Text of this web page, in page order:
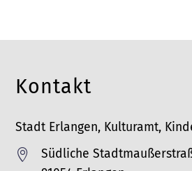
Kontakt
Stadt Erlangen, Kulturamt,

Südliche